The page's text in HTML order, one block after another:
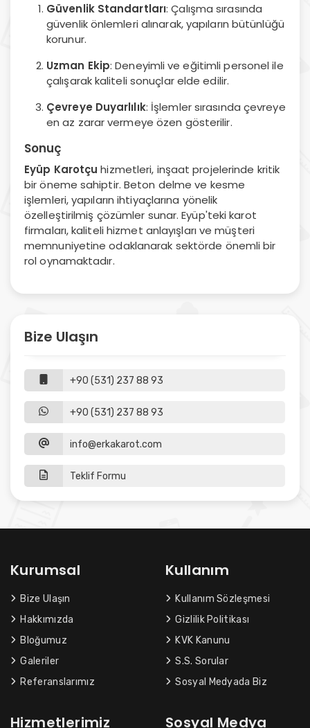
Güvenlik Standartları: Çalışma sırasında
güvenlik önlemleri alınarak, yapıların bütünlüğü
korunur.
Uzman Ekip: Deneyimli ve eğitimli personel ile
çalışarak kaliteli sonuçlar elde edilir.
Çevreye Duyarlılık: İşlemler sırasında çevreye
en az zarar vermeye özen gösterilir.
Sonuç
Eyüp Karotçu hizmetleri, inşaat projelerinde kritik
bir öneme sahiptir. Beton delme ve kesme
işlemleri, yapıların ihtiyaçlarına yönelik
özelleştirilmiş çözümler sunar. Eyüp'teki karot
firmaları, kaliteli hizmet anlayışları ve müşteri
memnuniyetine odaklanarak sektörde önemli bir
rol oynamaktadır.
Bize Ulaşın
+90 (531) 237 88 93
+90 (531) 237 88 93
info@erkakarot.com
Teklif Formu
Kurumsal
Bize Ulaşın
Hakkımızda
Bloğumuz
Galeriler
Referanslarımız
Kullanım
Kullanım Sözleşmesi
Gizlilik Politikası
KVK Kanunu
S.S. Sorular
Sosyal Medyada Biz
Hizmetlerimiz Sosyal Medya